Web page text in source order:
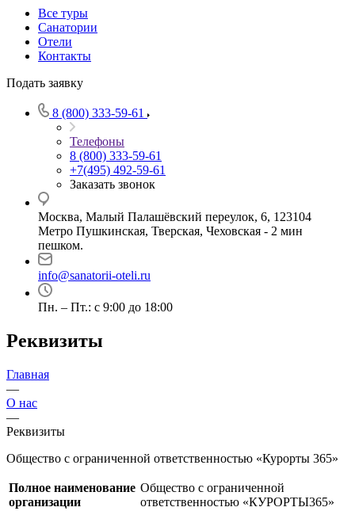
Все туры
Санатории
Отели
Контакты
Подать заявку
8 (800) 333-59-61
Телефоны
8 (800) 333-59-61
+7(495) 492-59-61
Заказать звонок
Москва, Малый Палашёвский переулок, 6, 123104
Метро Пушкинская, Тверская, Чеховская - 2 мин
пешком.
info@sanatorii-oteli.ru
Пн. – Пт.: с 9:00 до 18:00
Реквизиты
Главная
—
О нас
—
Реквизиты
Общество с ограниченной ответственностью «Курорты 365»
Полное наименование
организации
Общество с ограниченной
ответственностью «КУРОРТЫ365»